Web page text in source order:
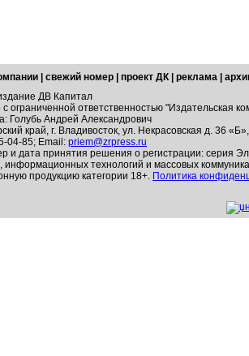
свежий номер проект ДК реклама
ДВ Капитал
ограниченной ответственностью "Издательская
Голубь Андрей Александрович
край, г. Владивосток, ул. Некрасовская д. 36
04-85; Email: priem@zrpress.ru
и дата принятия решения о регистрации: серия
информационных технологий и массовых
продукцию категории 18+. Политика